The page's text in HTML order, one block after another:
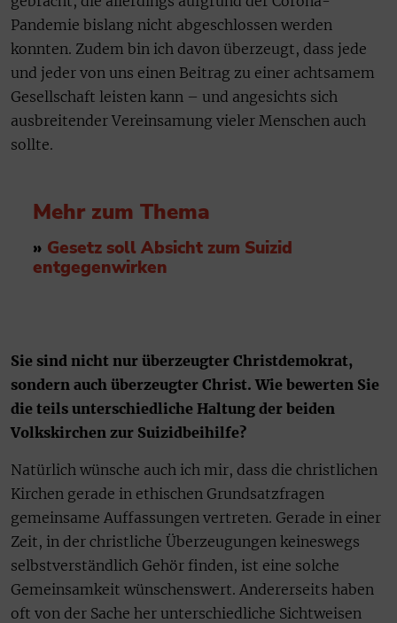
Pandemie bislang nicht abgeschlossen werden
konnten. Zudem bin ich davon überzeugt, dass jede
und jeder von uns einen Beitrag zu einer achtsamem
Gesellschaft leisten kann – und angesichts sich
ausbreitender Vereinsamung vieler Menschen auch
sollte.
Mehr zum Thema
» Gesetz soll Absicht zum Suizid
entgegenwirken
Sie sind nicht nur überzeugter Christdemokrat,
sondern auch überzeugter Christ. Wie bewerten Sie
die teils unterschiedliche Haltung der beiden
Volkskirchen zur Suizidbeihilfe?
Natürlich wünsche auch ich mir, dass die christlichen
Kirchen gerade in ethischen Grundsatzfragen
gemeinsame Auffassungen vertreten. Gerade in einer
Zeit, in der christliche Überzeugungen keineswegs
selbstverständlich Gehör finden, ist eine solche
Gemeinsamkeit wünschenswert. Andererseits haben
oft von der Sache her unterschiedliche Sichtweisen